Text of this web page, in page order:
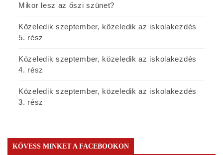
Mikor lesz az őszi szünet?
Közeledik szeptember, közeledik az iskolakezdés
5. rész
Közeledik szeptember, közeledik az iskolakezdés
4. rész
Közeledik szeptember, közeledik az iskolakezdés
3. rész
KÖVESS MINKET A FACEBOOKON